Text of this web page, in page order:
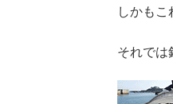
しかもこ
それでは